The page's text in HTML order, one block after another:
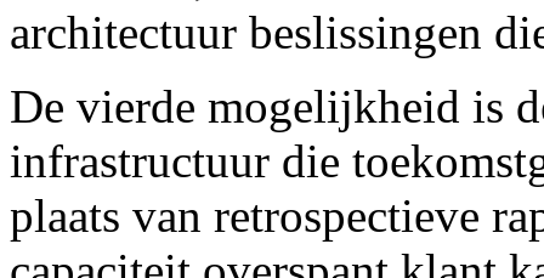
architectuur beslissingen
De vierde mogelijkheid is
infrastructuur die
plaats van retrospectieve